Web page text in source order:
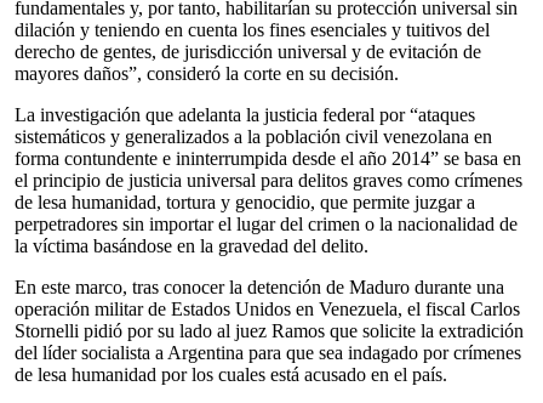
fundamentales y, por tanto, habilitarían su protección universal sin
dilación y teniendo en cuenta los fines esenciales y tuitivos del
derecho de gentes, de jurisdicción universal y de evitación de
mayores daños”, consideró la corte en su decisión.
La investigación que adelanta la justicia federal por “ataques
sistemáticos y generalizados a la población civil venezolana en
forma contundente e ininterrumpida desde el año 2014” se basa en
el principio de justicia universal para delitos graves como crímenes
de lesa humanidad, tortura y genocidio, que permite juzgar a
perpetradores sin importar el lugar del crimen o la nacionalidad de
la víctima basándose en la gravedad del delito.
En este marco, tras conocer la detención de Maduro durante una
operación militar de Estados Unidos en Venezuela, el fiscal Carlos
Stornelli pidió por su lado al juez Ramos que solicite la extradición
del líder socialista a Argentina para que sea indagado por crímenes
de lesa humanidad por los cuales está acusado en el país.